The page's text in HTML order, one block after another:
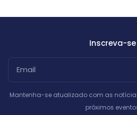
Inscreva-se
Mantenha-se atualizado com as
próximos